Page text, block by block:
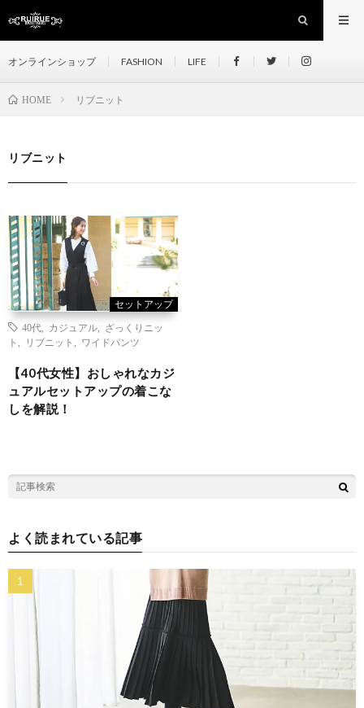
オンラインショップ FASHION LIFE
HOME リブニット
リブニット
セットアップ
40代 カジュアル
ざっくりニッ
ト
リブニット ワイドパンツ
【40代女性】おしゃれなカジ
ュアルセットアップの着こな
しを解説！
よく読まれている記事